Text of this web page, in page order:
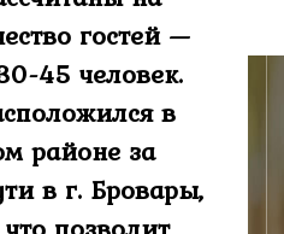
гостей —
45 человек.
в
районе за
в г. Бровары,